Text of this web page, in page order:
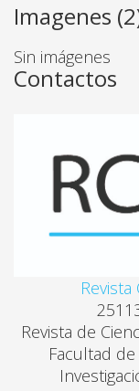
Imagenes
Sin imágenes
Contactos
Revista
Revista de
Facultad